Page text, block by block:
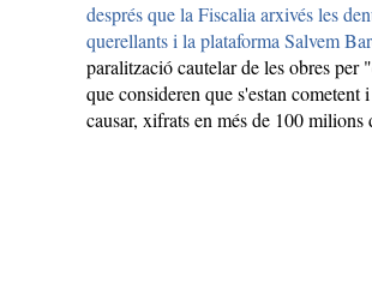
després que la Fiscalia arxivés les
querellants i la plataforma Salvem
paralització cautelar de les obres
que consideren que s'estan
causar, xifrats en més de 100 milions